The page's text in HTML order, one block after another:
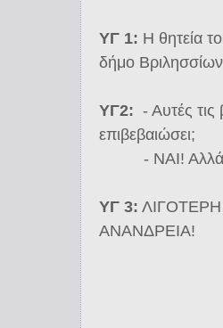
ΥΓ 1: Η θητεία
δήμο
ΥΓ2: - Αυτές τις
επιβεβαιώσει;
- ΝΑΙ! Αλλά δεν
ΥΓ 3:
ΑΝΑΝΔΡΕΙΑ!